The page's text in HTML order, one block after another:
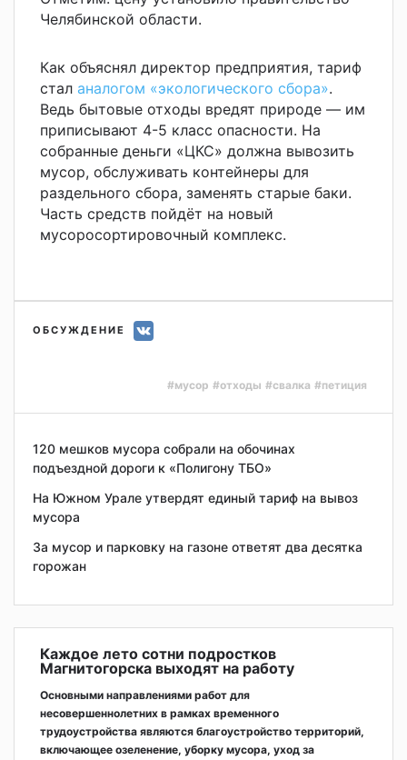
Челябинской области.
Как объяснял директор предприятия, тариф
стал аналогом «экологического сбора».
Ведь бытовые отходы вредят природе — им
приписывают 4-5 класс опасности. На
собранные деньги «ЦКС» должна вывозить
мусор, обслуживать контейнеры для
раздельного сбора, заменять старые баки.
Часть средств пойдёт на новый
мусоросортировочный комплекс.
ОБСУЖДЕНИЕ
#мусор #отходы #свалка #петиция
120 мешков мусора собрали на обочинах
подъездной дороги к «Полигону ТБО»
На Южном Урале утвердят единый тариф на вывоз
мусора
За мусор и парковку на газоне ответят два десятка
горожан
Каждое лето сотни подростков
Магнитогорска выходят на работу
Основными направлениями работ для
несовершеннолетних в рамках временного
трудоустройства являются благоустройство территорий,
включающее озеленение, уборку мусора, уход за